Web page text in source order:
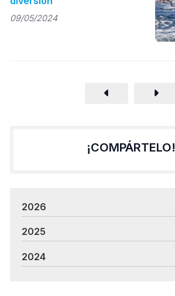
09/05/2024
¡COMPÁRTELO!
2026
2025
2024